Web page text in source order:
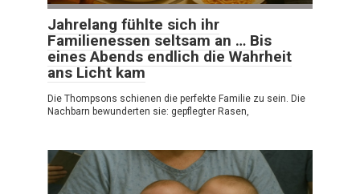
Jahrelang fühlte sich ihr
Familienessen seltsam an … Bis
eines Abends endlich die Wahrheit
ans Licht kam
Die Thompsons schienen die perfekte Familie zu sein. Die
Nachbarn bewunderten sie: gepflegter Rasen,